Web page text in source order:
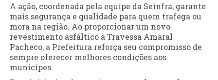
A ação, coordenada pela equipe da Seinfra, garante
mais segurança e qualidade para quem trafega ou
mora na região. Ao proporcionar um novo
revestimento asfáltico à Travessa Amaral
Pacheco, a Prefeitura reforça seu compromisso de
sempre oferecer melhores condições aos
munícipes.